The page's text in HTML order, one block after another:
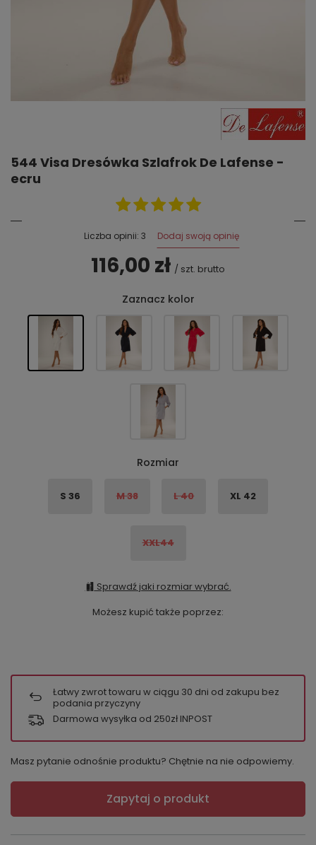
544 Visa Dresówka Szlafrok De Lafense -
ecru
Liczba opinii: 3 Dodaj swoją opinię
116,00 zł / szt. brutto
Zaznacz kolor
Rozmiar
S 36 M 38 L 40 XL 42
XXL44
Sprawdź jaki rozmiar wybrać.
Możesz kupić także poprzez:
Łatwy zwrot towaru w ciągu 30 dni od zakupu bez
podania przyczyny
Darmowa wysyłka od 250zł INPOST
Masz pytanie odnośnie produktu? Chętnie na nie odpowiemy.
Zapytaj o produkt